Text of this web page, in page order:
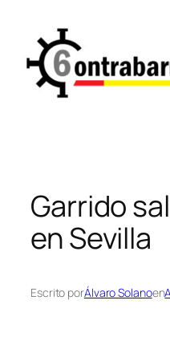
contenido
Garrido
en Sevilla
Escrito porÁlvaro Solanoen